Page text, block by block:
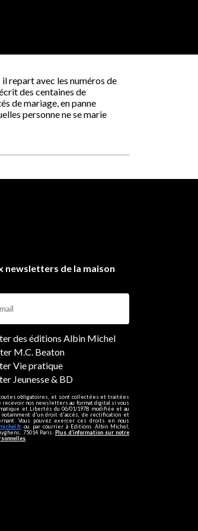
repart avec les numéros de
des centaines de
de mariage, en panne
personne ne se marie
newsletters de la maison
des éditions Albin Michel
M.C. Beaton
Vie pratique
Jeunesse & BD
obligatoires, et sont collectées et traitées
recevoir nos newsletters au format digital si vous
et Libertés du 06/01/1978 modifiée et au
notamment d'un droit d'accès, de rectification et
Vous pouvez exercer ces droits en nous
ou par courrier à Editions Albin Michel,
75014 Paris. Plus d’information sur notre